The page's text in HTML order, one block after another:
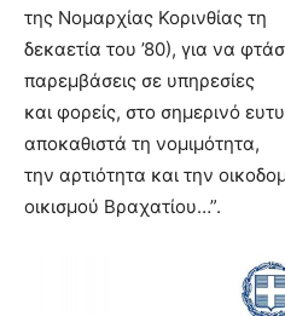
της Νομαρχίας Κορινθίας τη
δεκαετία του ’80), για να
παρεμβάσεις σε υπηρεσίες
και φορείς, στο σημερινό
αποκαθιστά τη νομιμότητα,
την αρτιότητα και την
οικισμού Βραχατίου…”.